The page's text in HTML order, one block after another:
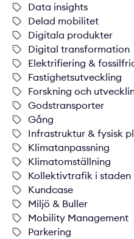
Data insights
Delad mobilitet
Digitala produkter
Digital transformation
Elektrifiering &
Fastighetsutveckling
Forskning och
Godstransporter
Gång
Infrastruktur & fysisk
Klimatanpassning
Klimatomställning
Kollektivtrafik i staden
Kundcase
Miljö & Buller
Mobility Management
Parkering